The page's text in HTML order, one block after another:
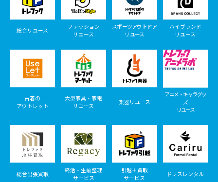
総合リユース
ファッション
リユース
スポーツアウトドア
リユース
ハイブランド
リユース
古着の
アウトレット
大型家具・家電
リユース
楽器リユース
アニメ・キャラグッ
ズ
リユース
総合出張買取
終活・生前整理
サービス
引越＋買取
サービス
ドレスレンタル